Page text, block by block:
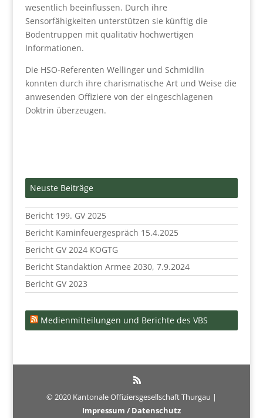
wesentlich beeinflussen. Durch ihre
Sensorfähigkeiten unterstützen sie künftig die
Bodentruppen mit qualitativ hochwertigen
Informationen.
Die HSO-Referenten Wellinger und Schmidlin
konnten durch ihre charismatische Art und Weise die
anwesenden Offiziere von der eingeschlagenen
Doktrin überzeugen.
Neuste Beiträge
Bericht 199. GV 2025
Bericht Kaminfeuergespräch 15.4.2025
Bericht GV 2024 KOGTG
Bericht Standaktion Armee 2030, 7.9.2024
Bericht GV 2023
Medienmitteilungen und Berichte des VBS
© 2020 Kantonale Offiziersgesellschaft Thurgau |
Impressum / Datenschutz